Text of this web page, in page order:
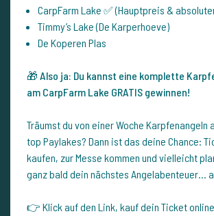
CarpFarm Lake ✅ (Hauptpreis &
Timmy’s Lake (De Karperhoeve)
De Koperen Plas
🎁 Also ja: Du kannst eine komplette
am CarpFarm Lake GRATIS gewinnen!
Träumst du von einer Woche Karpfenangeln
top Paylakes? Dann ist das deine Chance:
kaufen, zur Messe kommen und vielleicht
ganz bald dein nächstes Angelabenteuer…
👉 Klick auf den Link, kauf dein Ticket